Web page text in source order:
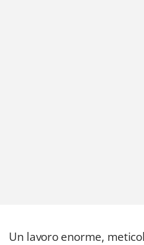
Un lavoro enorme,